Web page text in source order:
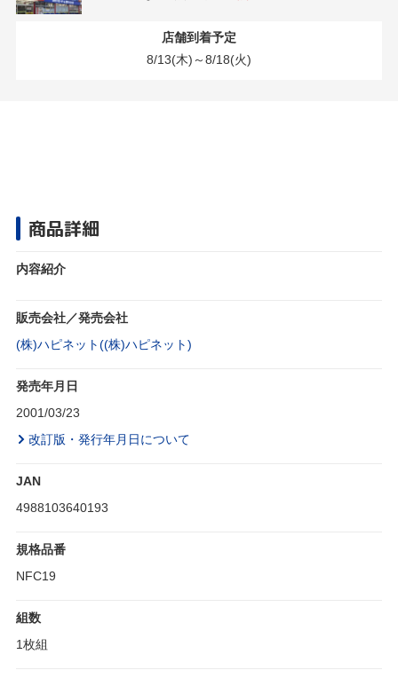
店舗到着予定
8/13(木)～8/18(火)
商品詳細
内容紹介
販売会社／発売会社
(株)ハピネット((株)ハピネット)
発売年月日
2001/03/23
改訂版・発行年月日について
JAN
4988103640193
規格品番
NFC19
組数
1枚組